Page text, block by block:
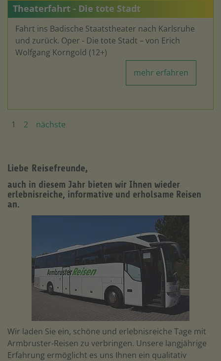
Theaterfahrt - Die tote Stadt
Fahrt ins Badische Staatstheater nach Karlsruhe
und zurück. Oper - Die tote Stadt – von Erich
Wolfgang Korngold (12+)
mehr erfahren
1 2 nächste
Liebe Reisefreunde,
auch in diesem Jahr bieten wir Ihnen wieder
erlebnisreiche, informative und erholsame Reisen
an.
Wir laden Sie ein, schöne und erlebnisreiche Tage mit
Armbruster-Reisen zu verbringen. Unsere langjährige
Erfahrung ermöglicht es uns Ihnen ein qualitativ